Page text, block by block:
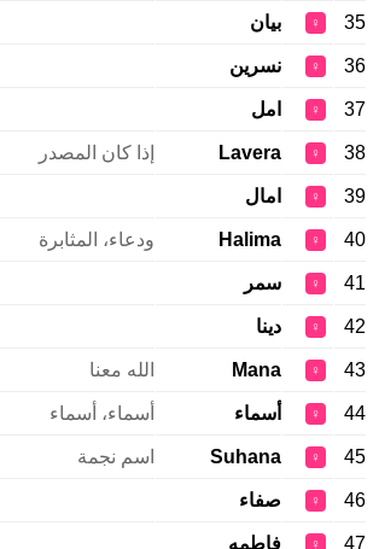
35
♀ بيان
36
♀ نسرين
37
♀ امل
38
♀
Lavera إذا كان المصدر
39
♀ امال
40
♀
Halima ودعاء، المثابرة
41
♀ سمر
42
♀ دينا
43
♀
Mana الله معنا
44
♀ أسماء أسماء، أسماء
45
♀
Suhana اسم نجمة
46
♀ صفاء
47
♀ فاطمه